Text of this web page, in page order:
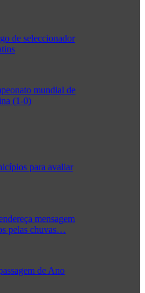
de seleccionador
mundial de
(1-0)
para avaliar
mensagem
pelas chuvas…
de Ano